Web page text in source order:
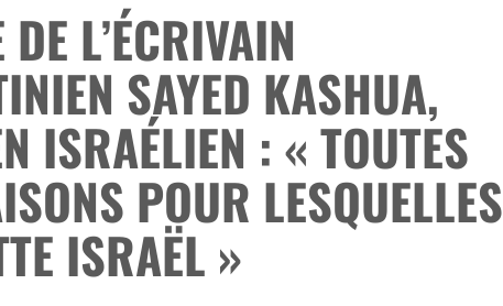
DE L’ÉCRIVAIN
SAYED KASHUA,
ISRAÉLIEN : « TOUTES
POUR LESQUELLES
ISRAËL »